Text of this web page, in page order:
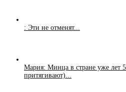
: Эти не отменят...
Мария: Минца в стране уже лет
притягивают)...